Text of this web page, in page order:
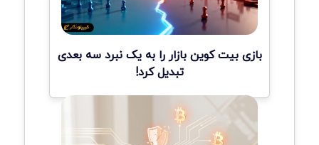
بازی بیت کوین بازار را به یک نبرد سه بعدی
تبدیل کرد!